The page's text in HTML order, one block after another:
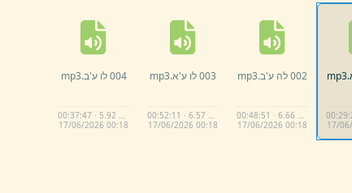
mp3
17/06/
002 לה ע'ב. mp3
00:48:51 · 6.66 MB
17/06/2026 00:18
003 לו ע'א. mp3
00:52:11 · 6.57 MB
17/06/2026 00:18
004 לו ע'ב. mp3
00:37:47 · 5.92 MB
17/06/2026 00:18